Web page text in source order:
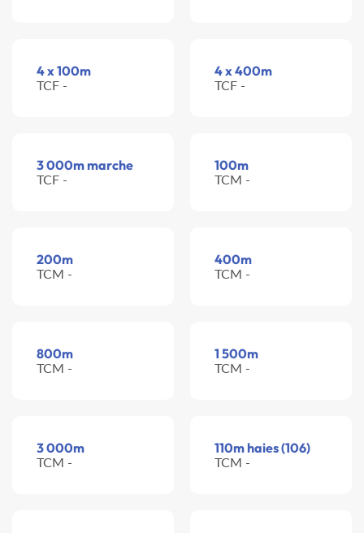
4 x 100m
TCF -
4 x 400m
TCF -
3 000m marche
TCF -
100m
TCM -
200m
TCM -
400m
TCM -
800m
TCM -
1 500m
TCM -
3 000m
TCM -
110m haies (106)
TCM -